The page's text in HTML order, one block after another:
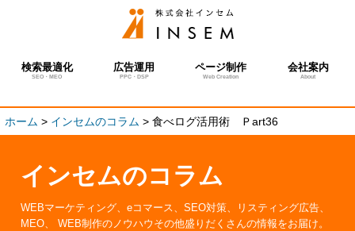
検索最適化
SEO・MEO
広告運用
PPC・DSP
ページ制作
Web Creation
会社案内
About
ホーム > インセムのコラム > 食べログ活用術 Ｐart36
インセムのコラム
WEBマーケティング、eコマース、SEO対策、リスティング広告、
MEO、 WEB制作のノウハウその他盛りだくさんの情報をお届け。